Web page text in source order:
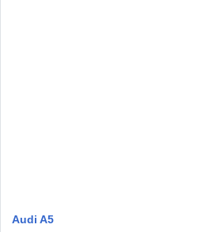
Audi A5